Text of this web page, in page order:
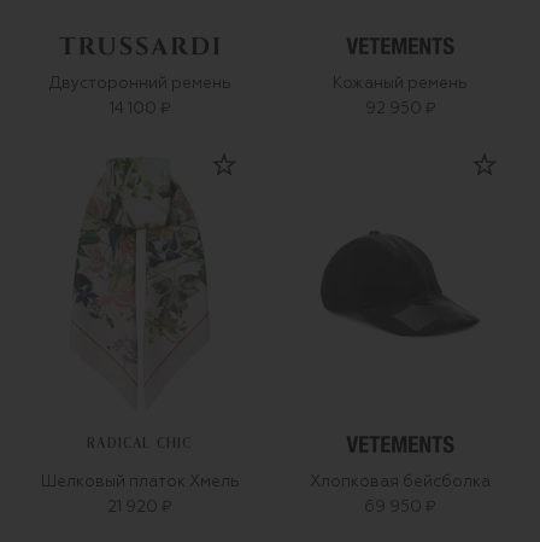
Двусторонний ремень
14 100 ₽
Кожаный ремень
92 950 ₽
RADICAL CHIC
Шелковый платок Хмель
21 920 ₽
Хлопковая бейсболка
69 950 ₽